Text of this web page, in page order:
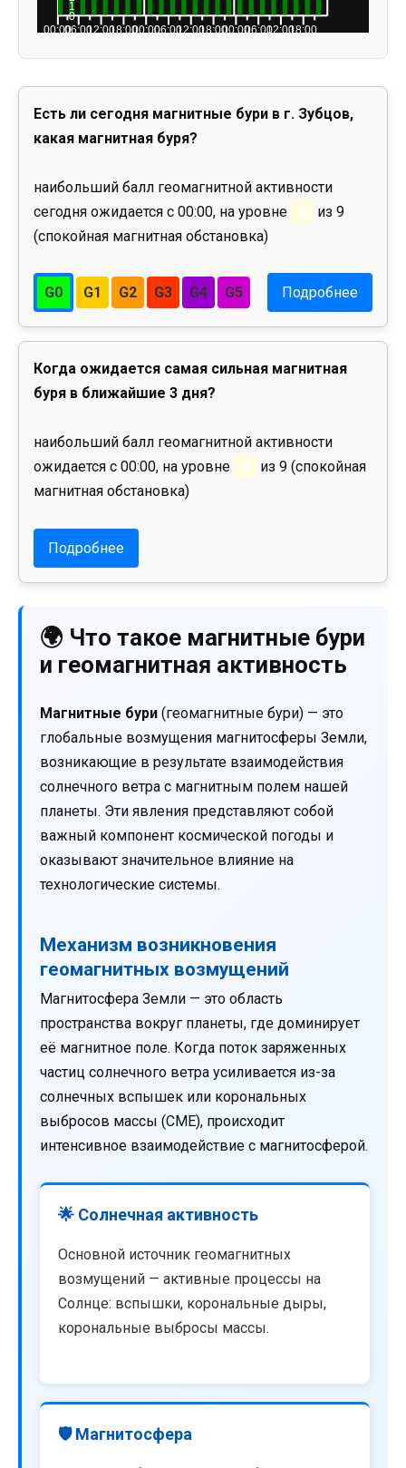
Есть ли сегодня магнитные бури в г. Зубцов,
какая магнитная буря?
наибольший балл геомагнитной активности
сегодня ожидается с 00:00, на уровне
0
из 9
(спокойная магнитная обстановка)
G0 G1 G2 G3 G4 G5 Подробнее
Когда ожидается самая сильная магнитная
буря в ближайшие 3 дня?
наибольший балл геомагнитной активности
ожидается с 00:00, на уровне
0
из 9 (спокойная
магнитная обстановка)
Подробнее
🌍 Что такое магнитные бури
и геомагнитная активность
Магнитные бури (геомагнитные бури) — это
глобальные возмущения магнитосферы Земли,
возникающие в результате взаимодействия
солнечного ветра с магнитным полем нашей
планеты. Эти явления представляют собой
важный компонент космической погоды и
оказывают значительное влияние на
технологические системы.
Механизм возникновения
геомагнитных возмущений
Магнитосфера Земли — это область
пространства вокруг планеты, где доминирует
её магнитное поле. Когда поток заряженных
частиц солнечного ветра усиливается из-за
солнечных вспышек или корональных
выбросов массы (CME), происходит
интенсивное взаимодействие с магнитосферой.
🌟 Солнечная активность
Основной источник геомагнитных
возмущений — активные процессы на
Солнце: вспышки, корональные дыры,
корональные выбросы массы.
🛡️ Магнитосфера